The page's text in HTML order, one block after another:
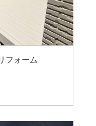
フォーム